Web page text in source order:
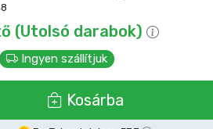
(Utolsó darabok)
Ingyen szállítjuk
Kosárba